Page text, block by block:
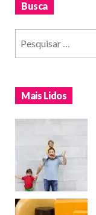
Busca
Mais Lidos